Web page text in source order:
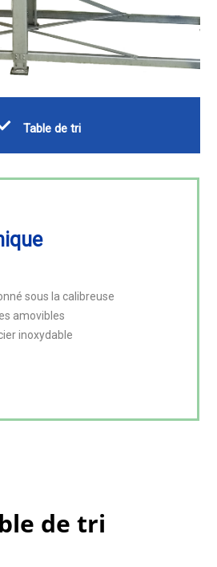
Table de tri
sous la calibreuse
amovibles
inoxydable
de tri